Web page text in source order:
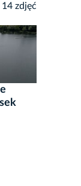
14 zdjęć